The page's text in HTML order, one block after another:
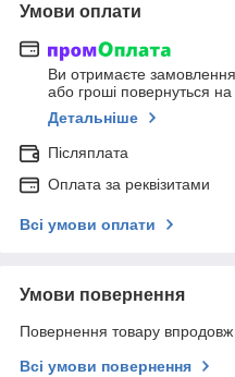
Умови оплати
Ви отримаєте замовлення
або гроші повернуться
Детальніше
Післяплата
Оплата за реквізитами
Всі умови оплати
Умови повернення
Повернення товару впродовж
Всі умови повернення